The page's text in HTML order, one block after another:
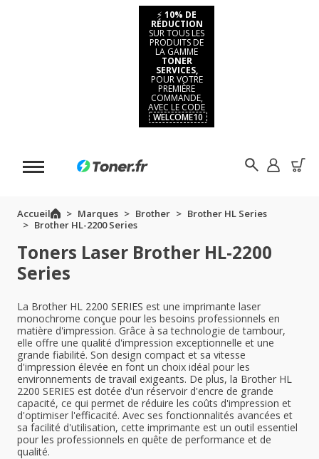
⚡ 10% DE
RÉDUCTION
SUR TOUS LES
PRODUITS DE
LA GAMME
TONER
SERVICES,
POUR VOTRE
PREMIÈRE
COMMANDE,
AVEC LE CODE
WELCOME10
Accueil Marques Brother
Brother HL Series
Brother HL-2200 Series
Toners Laser Brother HL-2200
Series
La Brother HL 2200 SERIES est une imprimante laser
monochrome conçue pour les besoins professionnels en
matière d'impression. Grâce à sa technologie de tambour,
elle offre une qualité d'impression exceptionnelle et une
grande fiabilité. Son design compact et sa vitesse
d'impression élevée en font un choix idéal pour les
environnements de travail exigeants. De plus, la Brother HL
2200 SERIES est dotée d'un réservoir d'encre de grande
capacité, ce qui permet de réduire les coûts d'impression et
d'optimiser l'efficacité. Avec ses fonctionnalités avancées et
sa facilité d'utilisation, cette imprimante est un outil essentiel
pour les professionnels en quête de performance et de
qualité.